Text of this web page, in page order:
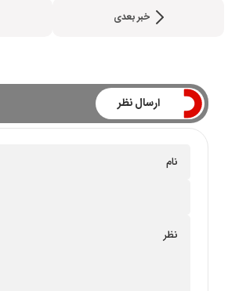
خبر بعدی
ارسال نظر